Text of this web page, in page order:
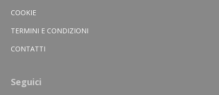
COOKIE
TERMINI E CONDIZIONI
CONTATTI
Seguici